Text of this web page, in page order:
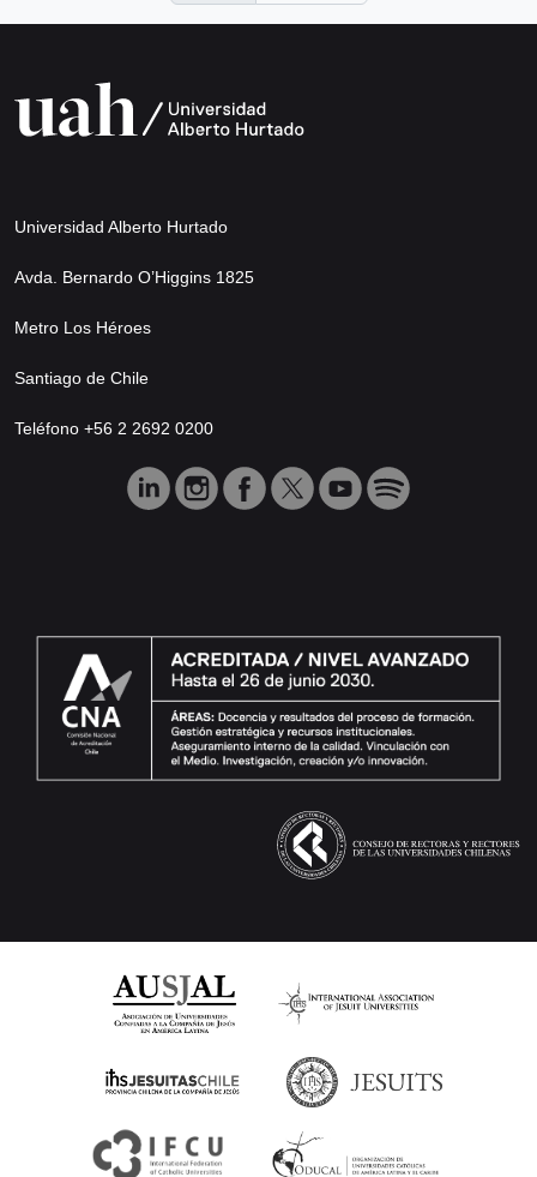
Universidad Alberto Hurtado
Avda. Bernardo O’Higgins 1825
Metro Los Héroes
Santiago de Chile
Teléfono +56 2 2692 0200